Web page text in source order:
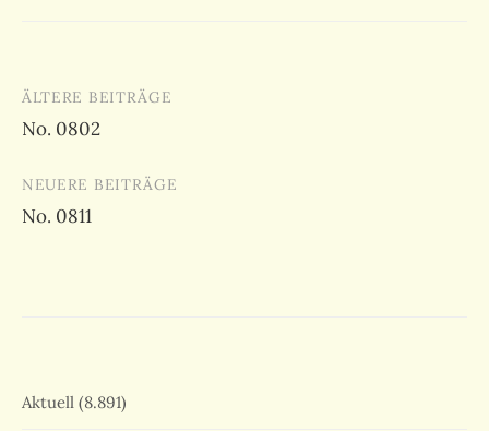
Beitragsnavigation
ÄLTERE BEITRÄGE
No. 0802
NEUERE BEITRÄGE
No. 0811
Aktuell (8.891)